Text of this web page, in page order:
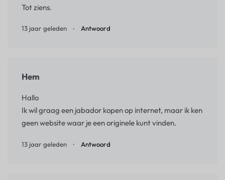
Tot ziens.
13 jaar geleden Antwoord
Hem
Hallo
Ik wil graag een jabador kopen op internet, maar ik ken
geen website waar je een originele kunt vinden.
13 jaar geleden Antwoord